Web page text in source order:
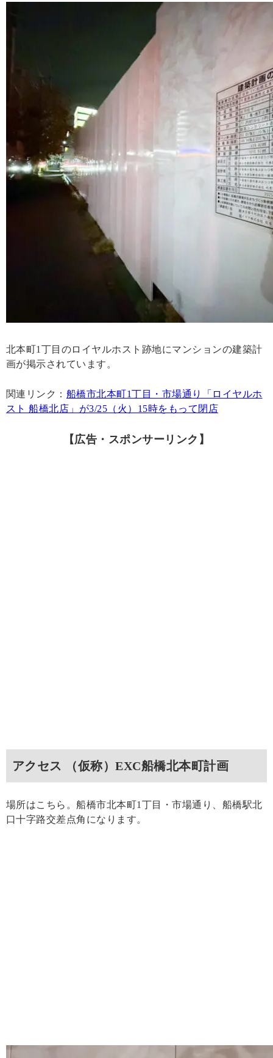
北本町1丁目のロイヤルホスト跡地にマンションの建築計
画が掲示されています。
関連リンク： 船橋市北本町1丁目・市場通り「ロイヤルホ
スト 船橋北店」が3/25（火）15時をもって閉店
【広告・スポンサーリンク】
アクセス （仮称）EXC船橋北本町計画
場所はこちら。船橋市北本町1丁目・市場通り、船橋駅北
口十字路交差点角になります。